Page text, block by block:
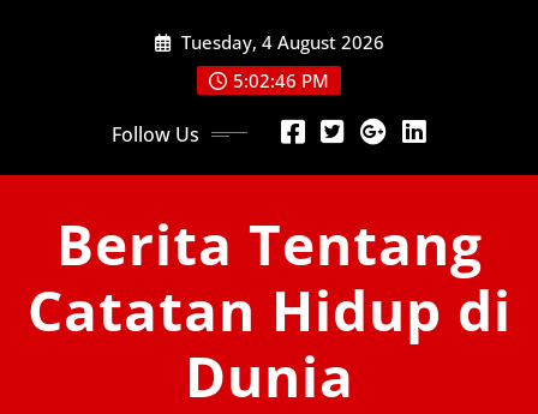
Tuesday, 4 August 2026
5:02:48 PM
Follow Us
Berita Tentang
Catatan Hidup di
Dunia